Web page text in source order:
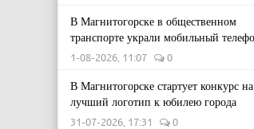
В Магнитогорске в общественном
транспорте украли мобильный
1-08-2026, 11:07 0
В Магнитогорске стартует конкурс на
лучший логотип к юбилею города
31-07-2026, 17:31 0